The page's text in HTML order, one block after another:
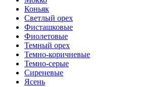
Коньяк
Светлый орех
Фисташковые
Фиолетовые
Темный орех
Темно-коричневые
Темно-серые
Сиреневые
Ясень